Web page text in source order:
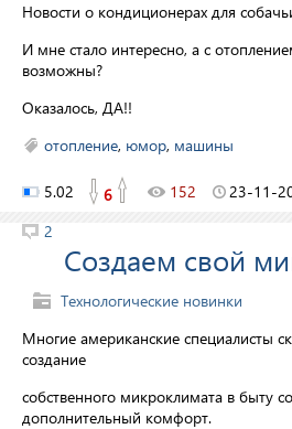
Новости о кондиционерах для
И мне стало интересно, а с
возможны?
Оказалось, ДА!!
отопление, юмор, машины
5.02 6 152 23-11-
2
Создаем свой
Технологические новинки
Многие американские специалисты
создание
собственного микроклимата в быту
дополнительный комфорт.